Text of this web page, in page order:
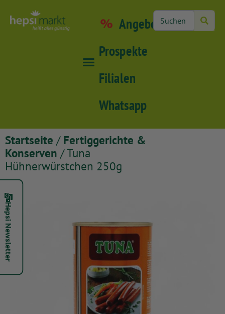
Hepsi Newsletter
Angebote
Prospekte
Filialen
Whatsapp
Startseite / Fertiggerichte &
Konserven / Tuna
Hühnerwürstchen 250g